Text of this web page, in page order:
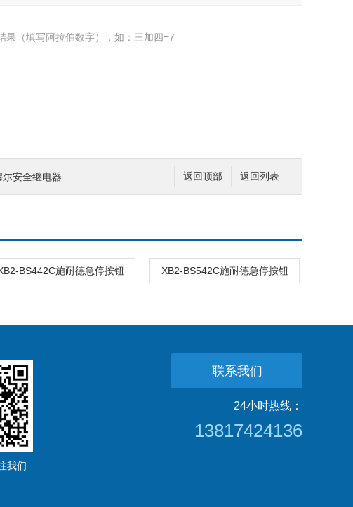
果（填写阿拉伯数字），如：三加四=7
返回列表
返回顶部
安全继电器
BS442C施耐德急停按钮 XB2-BS542C施耐德急停按钮
我们
联系我们
24小时热线：
13817424136